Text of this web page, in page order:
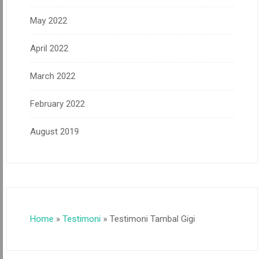
May 2022
April 2022
March 2022
February 2022
August 2019
Home » Testimoni » Testimoni Tambal Gigi